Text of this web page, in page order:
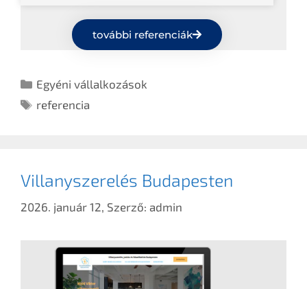
további referenciák
Egyéni vállalkozások
referencia
Villanyszerelés Budapesten
2026. január 12, Szerző: admin